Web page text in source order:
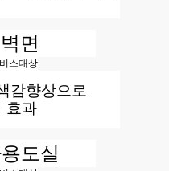
면
감향상으로
효과
도실